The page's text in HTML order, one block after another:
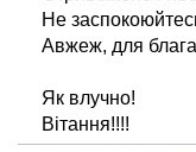
Не
Авжеж, для блага
Як влучно!
Вітання!!!!